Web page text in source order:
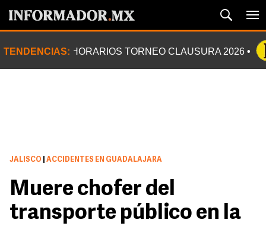
TENDENCIAS: HORARIOS TORNEO CLAUSURA 2026
JALISCO ACCIDENTES EN GUADALAJARA
Muere chofer del
transporte público en la